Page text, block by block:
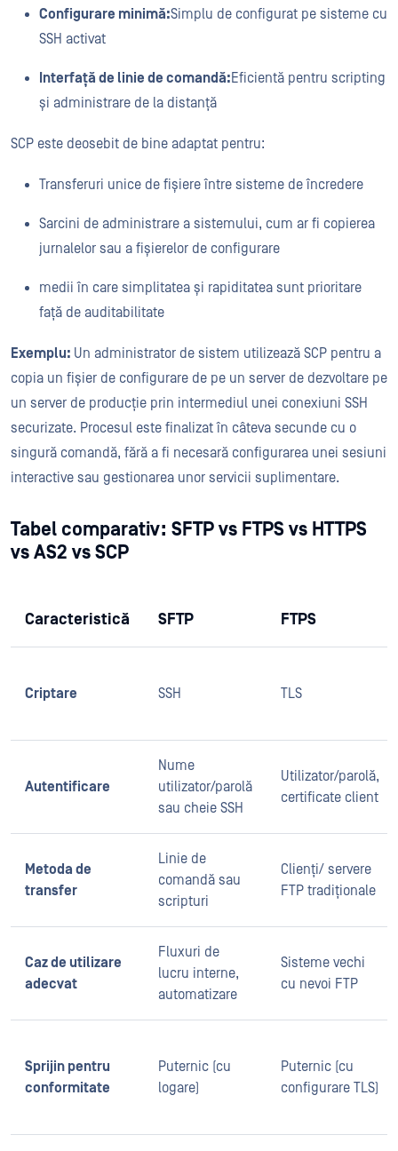
Configurare minimă:Simplu de configurat pe sisteme cu
SSH activat
Interfață de linie de comandă:Eficientă pentru scripting
și administrare de la distanță
SCP este deosebit de bine adaptat pentru:
Transferuri unice de fișiere între sisteme de încredere
Sarcini de administrare a sistemului, cum ar fi copierea
jurnalelor sau a fișierelor de configurare
medii în care simplitatea și rapiditatea sunt prioritare
față de auditabilitate
Exemplu: Un administrator de sistem utilizează SCP pentru a
copia un fișier de configurare de pe un server de dezvoltare pe
un server de producție prin intermediul unei conexiuni SSH
securizate. Procesul este finalizat în câteva secunde cu o
singură comandă, fără a fi necesară configurarea unei sesiuni
interactive sau gestionarea unor servicii suplimentare.
Tabel comparativ: SFTP vs FTPS vs HTTPS
vs AS2 vs SCP
Caracteristică SFTP FTPS
Criptare SSH TLS
Autentificare
Nume
utilizator/parolă
sau cheie SSH
Utilizator/parolă,
certificate client
Metoda de
transfer
Linie de
comandă sau
scripturi
Clienți/ servere
FTP tradiționale
Caz de utilizare
adecvat
Fluxuri de
lucru interne,
automatizare
Sisteme vechi
cu nevoi FTP
Sprijin pentru
conformitate
Puternic (cu
logare)
Puternic (cu
configurare TLS)